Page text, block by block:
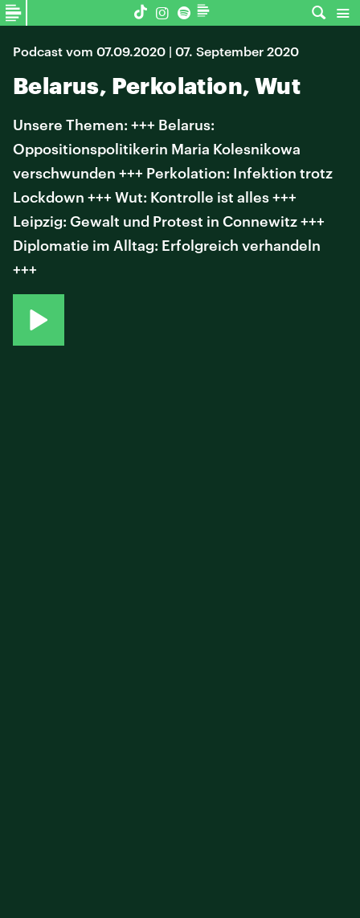
Podcast vom 07.09.2020 | 07. September 2020
Belarus, Perkolation, Wut
Unsere Themen: +++ Belarus:
Oppositionspolitikerin Maria Kolesnikowa
verschwunden +++ Perkolation: Infektion trotz
Lockdown +++ Wut: Kontrolle ist alles +++
Leipzig: Gewalt und Protest in Connewitz +++
Diplomatie im Alltag: Erfolgreich verhandeln
+++